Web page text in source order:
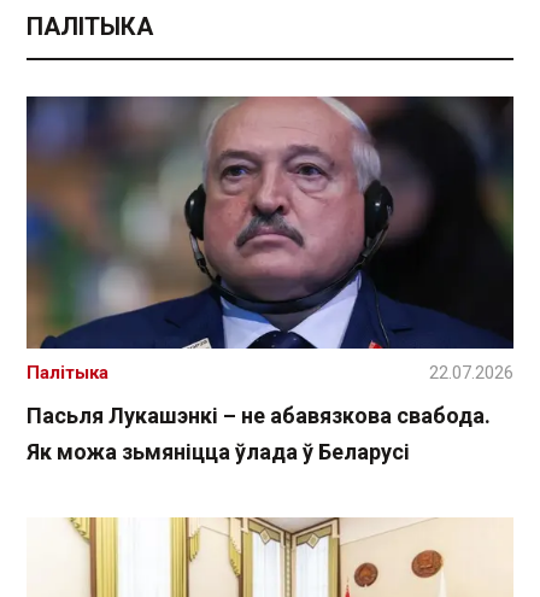
ПАЛІТЫКА
Пасьля Лукашэнкі – не абавязкова свабода.
Як можа зьмяніцца ўлада ў Беларусі
Палітыка 22.07.2026